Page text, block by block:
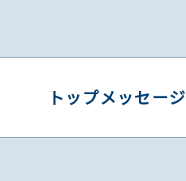
トップメッセージ